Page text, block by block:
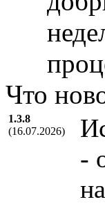
Что
1.3.8
(16.07.2026)
-